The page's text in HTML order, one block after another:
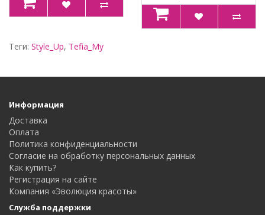
Теги: Style_Up, Tefia_My
Информация
Доставка
Оплата
Политика конфиденциальности
Согласие на обработку персональных данных
Как купить?
Регистрация на сайте
Компания «Эволюция красоты»
Служба поддержки